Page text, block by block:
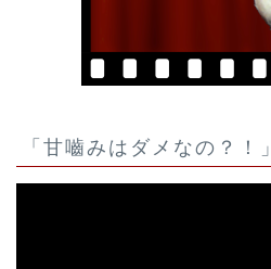
「甘嚙みはダメなの？！」